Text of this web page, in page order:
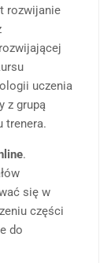
rozwijanie
uczenia
z grupą
trenera.
.
się w
części
do